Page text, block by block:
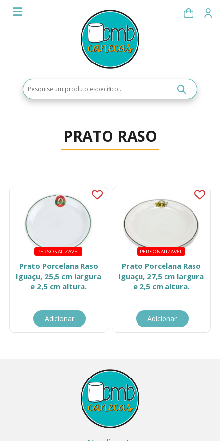
PRATO RASO
PERSONALIZAVEL
Prato Porcelana Raso
Iguaçu, 25,5 cm largura
e 2,5 cm altura.
Adicionar
PERSONALIZAVEL
Prato Porcelana Raso
Iguaçu, 27,5 cm largura
e 2,5 cm altura.
Adicionar